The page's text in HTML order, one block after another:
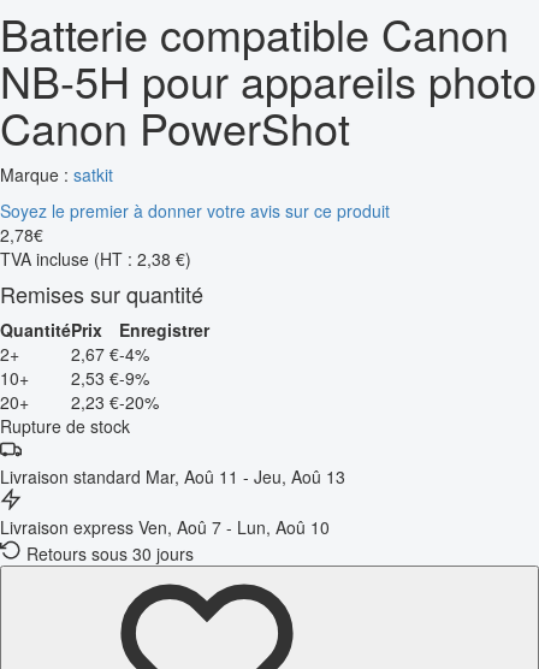
Batterie compatible Canon
NB-5H pour appareils photo
Canon PowerShot
Marque : satkit
Soyez le premier à donner votre avis sur ce produit
2,78€
TVA incluse (HT : 2,38 €)
Remises sur quantité
QuantitéPrix
Enregistrer
2+
2,67 €-4%
10+
2,53 €-9%
20+
2,23 €-20%
Rupture de stock
Livraison standard Mar, Aoû 11 - Jeu, Aoû 13
Livraison express Ven, Aoû 7 - Lun, Aoû 10
Retours sous 30 jours